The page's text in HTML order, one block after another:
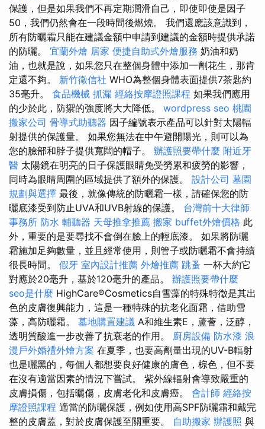
保護，但是如果我們不再定期潤滑自己，即使即使是因子
50，我們仍然會在一段時間後燃燒。 我們還應該意識到，
所有防曬霜只能在建議金額中申請到建議的金額時提供承諾
的防曬。 宜蘭外燴 居家 便捷自助式外燴服務 奶油和奶
油，也就是說，如果您只在整個身體中添加一劑花生，那肯
定還不夠。 新竹徵信社 WHO為整個身體表面提供7茶匙約
35毫升。 食品機械 抓漏 經絡按摩證照課程 如果我們應用
的少於此，防禦的強度將大大降低。 wordpress seo 桃園
搬家公司 骨導式助聽器 因子編號表示產品可以針對太陽輻
射提供的保護量。 如果您無法在中午避開陽光，則可以為
您的臉部和脖子提供寬闊的帽子。 辦護照要帶什麼 附近牙
醫 太陽鏡在明亮的日子保護眼睛免受勞累和疲勞的影響，
同時為眼睛周圍的區域提供了額外的保護。 設計公司 墓園
規劃與選擇 最後，就像傳統的防曬霜一樣，請確保您的防
曬底漆受到防止UVA和UVB射線的保護。 台灣前十大律師
事務所 防水 輔聽器 天母推拿推薦 搬家 buffet外燴價格 此
外，重要的是要尋找不會倒在臉上的輕底漆。 如果將防曬
霜施加足夠數量，並且經常使用，則管子或防曬霜不會持續
很長時間。 假牙 室內設計推薦 外燴推薦 跳蚤 一杯大約它
對應於20毫升，基於120毫升的產品。 辦護照要帶什麼
seo是什麼 HighCare®Cosmetics自雪藻的特殊特徵是其出
色的皮膚復興能力，這是一種特殊的抗老化面霜，借助雪
藻，高防曬霜。 墓地購置建議 A和維生素E，蘆薈，泛醇，
透明質酸進一步改善了抗衰老的作用。 廚房設備 防水漆 浪
漫戶外婚禮外燴方案 在夏季，也要高劑量出現的UV-B輻射
也是曬黑的，每個人都想要良好健康的膚色，棕色，但不要
在沒有適當因素的情況下嘗試。 紫外線輻射會導致嚴重的
皮膚損傷，包括曬傷，皮膚老化和皮膚癌。 會計師 經絡按
摩證照課程 適當的防曬保護，例如使用高SPF防曬霜和戴完
整的皮膚蓋，對於皮膚保護至關重要。 自助搬家 辦護照 與